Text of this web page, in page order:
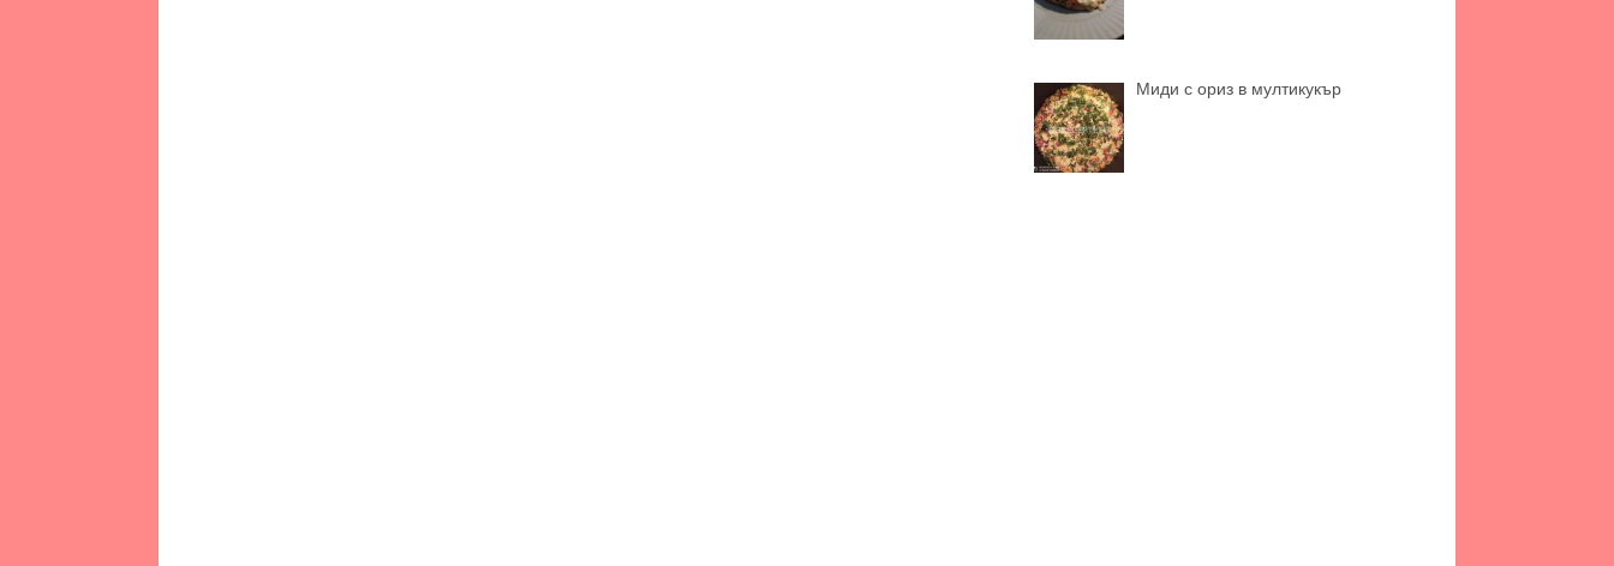
Миди с ориз в мултикукър